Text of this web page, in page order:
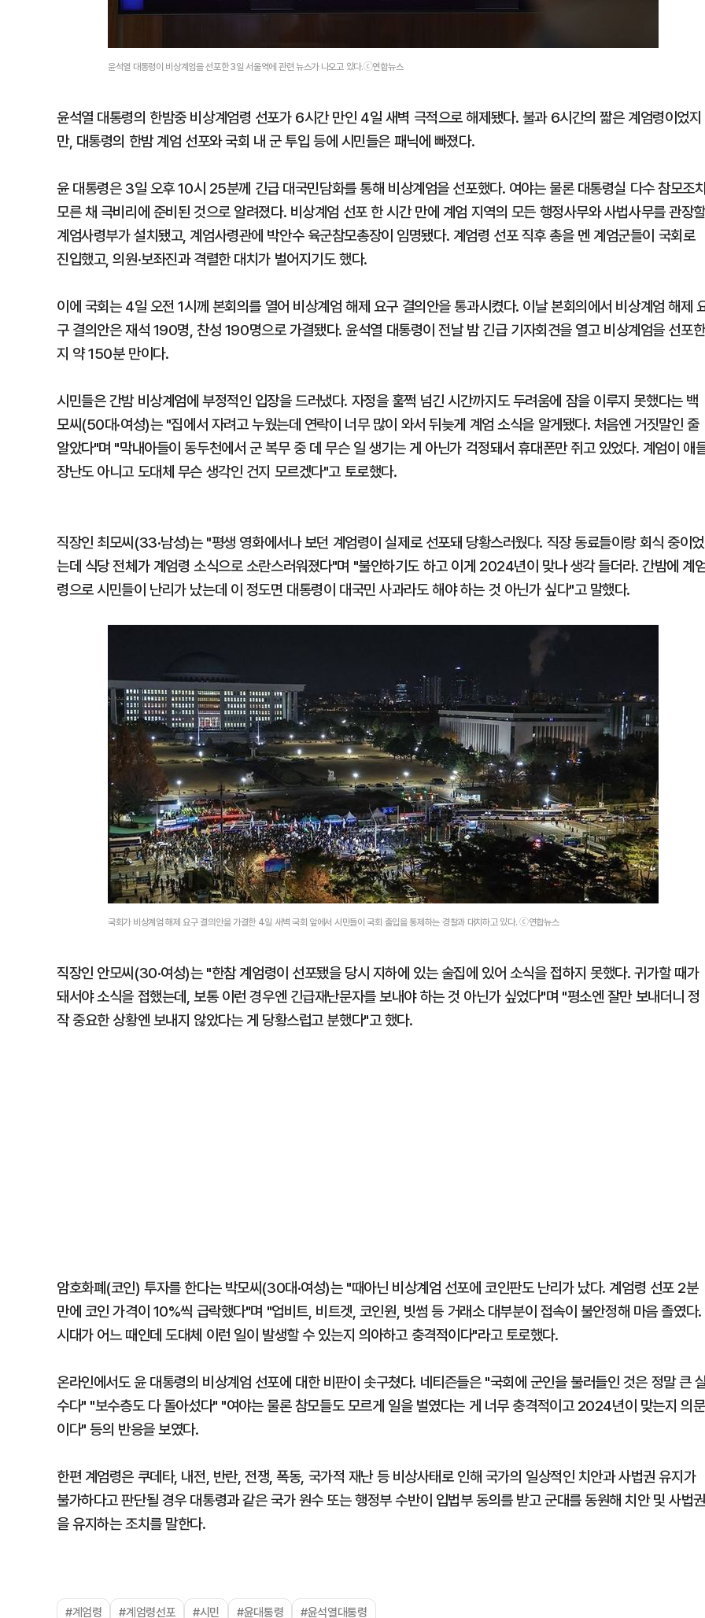
윤석열 대통령이 비상계엄을 선포한 3일 서울역에 관련 뉴스가 나오고 있다.ⓒ연합뉴스
윤석열 대통령의 한밤중 비상계엄령 선포가 6시간 만인 4일 새벽 극적으로 해제됐다. 불과 6시간의 짧은 계엄령이었지
만, 대통령의 한밤 계엄 선포와 국회 내 군 투입 등에 시민들은 패닉에 빠졌다.
윤 대통령은 3일 오후 10시 25분께 긴급 대국민담화를 통해 비상계엄을 선포했다. 여야는 물론 대통령실 다수 참모조
모른 채 극비리에 준비된 것으로 알려졌다. 비상계엄 선포 한 시간 만에 계엄 지역의 모든 행정사무와 사법사무를 관장
계엄사령부가 설치됐고, 계엄사령관에 박안수 육군참모총장이 임명됐다. 계엄령 선포 직후 총을 멘 계엄군들이 국회로
진입했고, 의원·보좌진과 격렬한 대치가 벌어지기도 했다.
이에 국회는 4일 오전 1시께 본회의를 열어 비상계엄 해제 요구 결의안을 통과시켰다. 이날 본회의에서 비상계엄 해제
구 결의안은 재석 190명, 찬성 190명으로 가결됐다. 윤석열 대통령이 전날 밤 긴급 기자회견을 열고 비상계엄을 선포한
지 약 150분 만이다.
시민들은 간밤 비상계엄에 부정적인 입장을 드러냈다. 자정을 훌쩍 넘긴 시간까지도 두려움에 잠을 이루지 못했다는 백
모씨(50대·여성)는 "집에서 자려고 누웠는데 연락이 너무 많이 와서 뒤늦게 계엄 소식을 알게됐다. 처음엔 거짓말인 줄
알았다"며 "막내아들이 동두천에서 군 복무 중 데 무슨 일 생기는 게 아닌가 걱정돼서 휴대폰만 쥐고 있었다. 계엄이 애
장난도 아니고 도대체 무슨 생각인 건지 모르겠다"고 토로했다.
직장인 최모씨(33·남성)는 "평생 영화에서나 보던 계엄령이 실제로 선포돼 당황스러웠다. 직장 동료들이랑 회식 중이었
는데 식당 전체가 계엄령 소식으로 소란스러워졌다"며 "불안하기도 하고 이게 2024년이 맞나 생각 들더라. 간밤에 계
령으로 시민들이 난리가 났는데 이 정도면 대통령이 대국민 사과라도 해야 하는 것 아닌가 싶다"고 말했다.
국회가 비상계엄 해제 요구 결의안을 가결한 4일 새벽 국회 앞에서 시민들이 국회 출입을 통제하는 경찰과 대치하고 있다. ⓒ연합뉴스
직장인 안모씨(30·여성)는 "한참 계엄령이 선포됐을 당시 지하에 있는 술집에 있어 소식을 접하지 못했다. 귀가할 때가
돼서야 소식을 접했는데, 보통 이런 경우엔 긴급재난문자를 보내야 하는 것 아닌가 싶었다"며 "평소엔 잘만 보내더니 정
작 중요한 상황엔 보내지 않았다는 게 당황스럽고 분했다"고 했다.
암호화폐(코인) 투자를 한다는 박모씨(30대·여성)는 "때아닌 비상계엄 선포에 코인판도 난리가 났다. 계엄령 선포 2분
만에 코인 가격이 10%씩 급락했다"며 "업비트, 비트겟, 코인원, 빗썸 등 거래소 대부분이 접속이 불안정해 마음 졸였다.
시대가 어느 때인데 도대체 이런 일이 발생할 수 있는지 의아하고 충격적이다"라고 토로했다.
온라인에서도 윤 대통령의 비상계엄 선포에 대한 비판이 솟구쳤다. 네티즌들은 "국회에 군인을 불러들인 것은 정말 큰
수다" "보수층도 다 돌아섰다" "여야는 물론 참모들도 모르게 일을 벌였다는 게 너무 충격적이고 2024년이 맞는지 의문
이다" 등의 반응을 보였다.
한편 계엄령은 쿠데타, 내전, 반란, 전쟁, 폭동, 국가적 재난 등 비상사태로 인해 국가의 일상적인 치안과 사법권 유지가
불가하다고 판단될 경우 대통령과 같은 국가 원수 또는 행정부 수반이 입법부 동의를 받고 군대를 동원해 치안 및 사법
을 유지하는 조치를 말한다.
#계엄령 #계엄령선포 #시민 #윤대통령 #윤석열대통령